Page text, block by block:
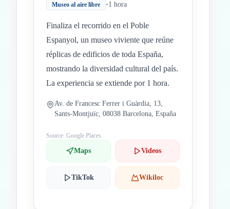
Museo al aire libre •1 hora
Finaliza el recorrido en el Poble
Espanyol, un museo viviente que reúne
réplicas de edificios de toda España,
mostrando la diversidad cultural del país.
La experiencia se extiende por 1 hora.
Av. de Francesc Ferrer i Guàrdia, 13,
Sants-Montjuïc, 08038 Barcelona, España
Source: Google Places
Maps Videos
TikTok Wikiloc